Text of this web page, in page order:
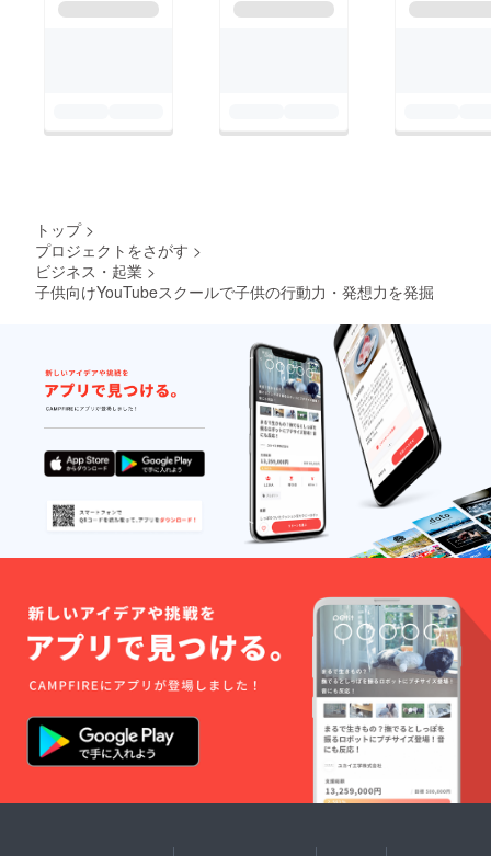
トップ >
プロジェクトをさがす >
ビジネス・起業 >
子供向けYouTubeスクールで子供の行動力・発想力を発掘